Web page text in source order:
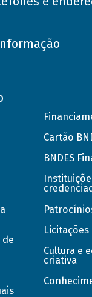
de
Cartão
BNDES
Licitações
Cultura e
criativa